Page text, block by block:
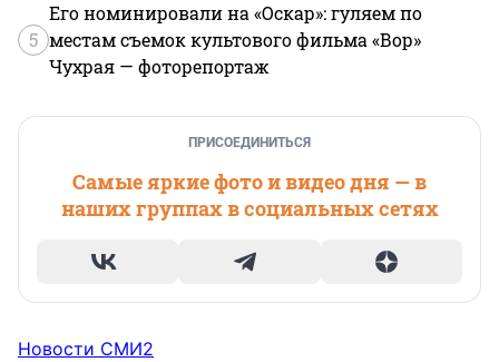
5
Его номинировали на «Оскар»: гуляем по
местам съемок культового фильма «Вор»
Чухрая — фоторепортаж
ПРИСОЕДИНИТЬСЯ
Самые яркие фото и видео дня — в
наших группах в социальных сетях
Новости СМИ2